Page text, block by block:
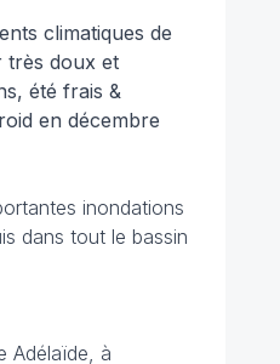
climatiques de
très doux et
été frais &
en décembre
inondations
dans tout le bassin
Adélaïde, à